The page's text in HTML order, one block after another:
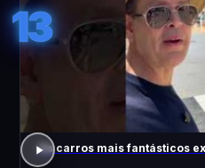
13
Os carros mais fantásticos